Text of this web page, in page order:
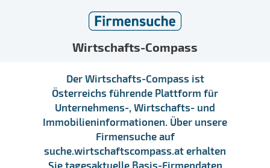
Wirtschafts-Compass
Der Wirtschafts-Compass ist
Österreichs führende Plattform für
Unternehmens-, Wirtschafts- und
Immobilieninformationen. Über unsere
Firmensuche auf
suche.wirtschaftscompass.at erhalten
Sie tagesaktuelle Basis-Firmendaten